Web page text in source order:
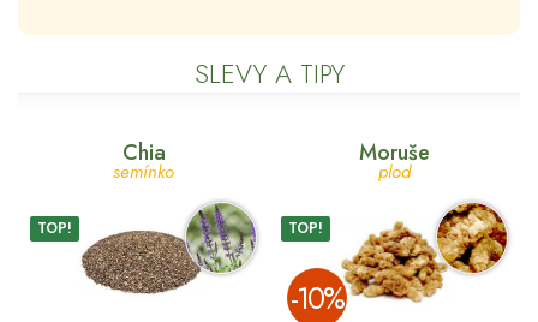
SLEVY A TIPY
Chia
semínko
TOP!
Moruše
plod
TOP!
­-10%